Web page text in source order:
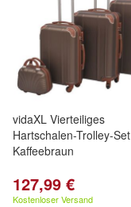
vidaXL Vierteiliges
Hartschalen-Trolley-Set
Kaffeebraun
127,99 €
Kostenloser Versand